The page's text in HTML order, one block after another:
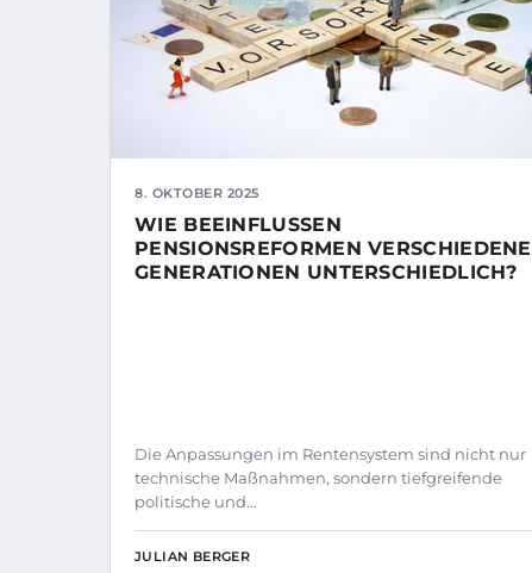
8. OKTOBER 2025
WIE BEEINFLUSSEN
PENSIONSREFORMEN VERSCHIEDENE
GENERATIONEN UNTERSCHIEDLICH?
Die Anpassungen im Rentensystem sind nicht nur
technische Maßnahmen, sondern tiefgreifende
politische und…
JULIAN BERGER